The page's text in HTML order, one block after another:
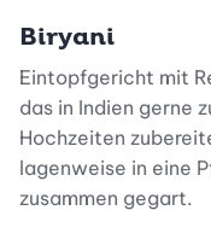
Biryani
Eintopfgericht mit
das in Indien gerne
Hochzeiten
lagenweise in eine
zusammen gegart.